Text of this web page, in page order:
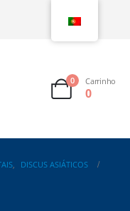
0 Carrinho
0
,
DISCUS ASIÁTICOS